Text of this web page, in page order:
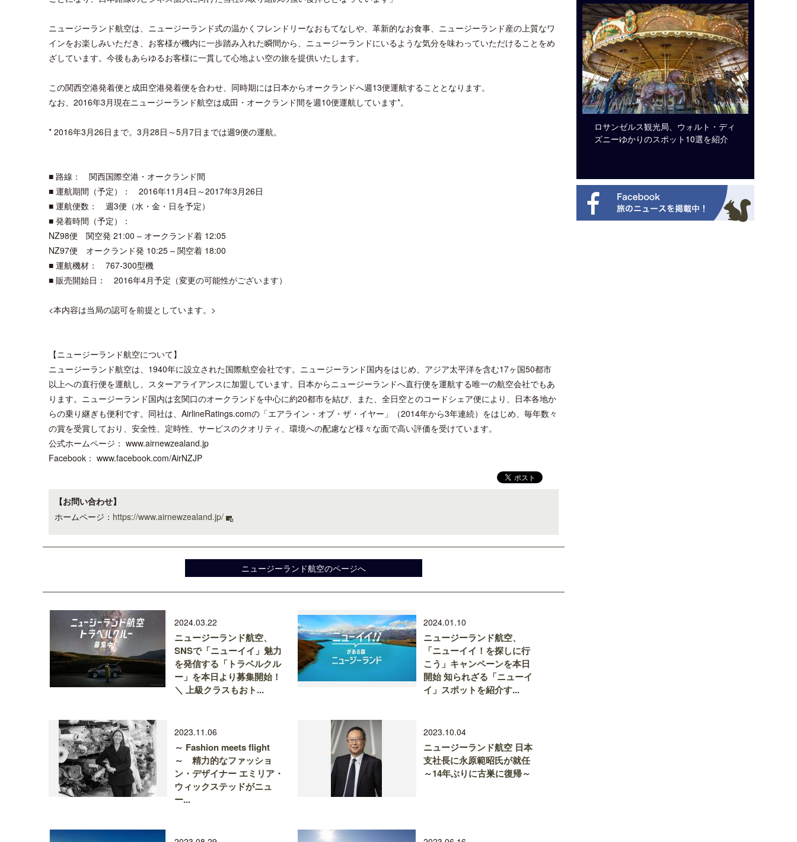
ニュージーランド航空は、ニュージーランド式の温かくフレンドリーなおもてなしや、革新的なお食事、ニュージーランド産の上質なワ
インをお楽しみいただき、お客様が機内に一歩踏み入れた瞬間から、ニュージーランドにいるような気分を味わっていただけることをめ
ざしています。今後もあらゆるお客様に一貫して心地よい空の旅を提供いたします。
この関西空港発着便と成田空港発着便を合わせ、同時期には日本からオークランドへ週13便運航することとなります。
なお、2016年3月現在ニュージーランド航空は成田・オークランド間を週10便運航しています*。
* 2016年3月26日まで。3月28日～5月7日までは週9便の運航。
■ 路線： 関西国際空港・オークランド間
■ 運航期間（予定）： 2016年11月4日～2017年3月26日
■ 運航便数： 週3便（水・金・日を予定）
■ 発着時間（予定）：
NZ98便 関空発 21:00 – オークランド着 12:05
NZ97便 オークランド発 10:25 – 関空着 18:00
■ 運航機材： 767-300型機
■ 販売開始日： 2016年4月予定（変更の可能性がございます）
<本内容は当局の認可を前提としています。>
【ニュージーランド航空について】
ニュージーランド航空は、1940年に設立された国際航空会社です。ニュージーランド国内をはじめ、アジア太平洋を含む17ヶ国50都市
以上への直行便を運航し、スターアライアンスに加盟しています。日本からニュージーランドへ直行便を運航する唯一の航空会社でもあ
ります。ニュージーランド国内は玄関口のオークランドを中心に約20都市を結び、また、全日空とのコードシェア便により、日本各地か
らの乗り継ぎも便利です。同社は、AirlineRatings.comの「エアライン・オブ・ザ・イヤー」（2014年から3年連続）をはじめ、毎年数々
の賞を受賞しており、安全性、定時性、サービスのクオリティ、環境への配慮など様々な面で高い評価を受けています。
公式ホームページ： www.airnewzealand.jp
Facebook： www.facebook.com/AirNZJP
【お問い合わせ】
ホームページ： https://www.airnewzealand.jp/
ニュージーランド航空のページへ
2024.03.22
ニュージーランド航空、
SNSで「ニューイイ」魅力
を発信する「トラベルクル
ー」を本日より募集開始！
＼ 上級クラスもおト...
2024.01.10
ニュージーランド航空、
「ニューイイ！を探しに行
こう」キャンペーンを本日
開始 知られざる「ニューイ
イ」スポットを紹介す...
2023.11.06
～ Fashion meets flight
～ 精力的なファッショ
ン・デザイナー エミリア・
ウィックステッドがニュ
ー...
2023.10.04
ニュージーランド航空 日本
支社長に永原範昭氏が就任
～14年ぶりに古巣に復帰～
クアロア・ランチ、新予約システム導
入のお知らせ
ロサンゼルス観光局、ウォルト・ディ
ズニーゆかりのスポット10選を紹介